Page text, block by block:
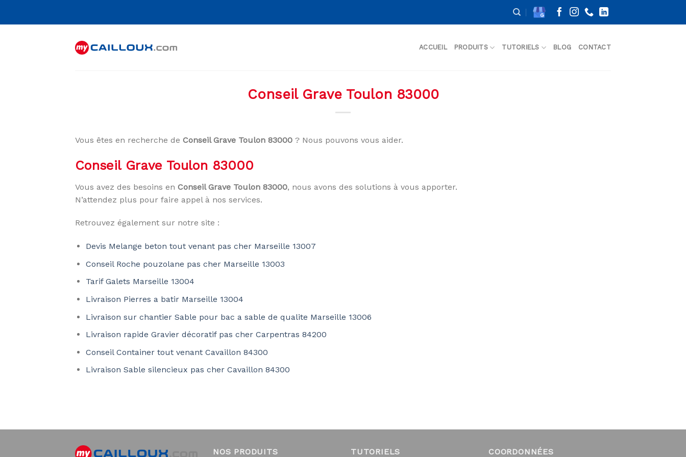
ACCUEIL PRODUITS TUTORIELS BLOG CONTACT
Conseil Grave Toulon 83000
Vous êtes en recherche de Conseil Grave Toulon 83000 ? Nous pouvons vous aider.
Conseil Grave Toulon 83000
Vous avez des besoins en Conseil Grave Toulon 83000, nous avons des solutions à vous apporter.
N’attendez plus pour faire appel à nos services.
Retrouvez également sur notre site :
Devis Melange beton tout venant pas cher Marseille 13007
Conseil Roche pouzolane pas cher Marseille 13003
Tarif Galets Marseille 13004
Livraison Pierres a batir Marseille 13004
Livraison sur chantier Sable pour bac a sable de qualite Marseille 13006
Livraison rapide Gravier décoratif pas cher Carpentras 84200
Conseil Container tout venant Cavaillon 84300
Livraison Sable silencieux pas cher Cavaillon 84300
NOS PRODUITS TUTORIELS COORDONNÉES